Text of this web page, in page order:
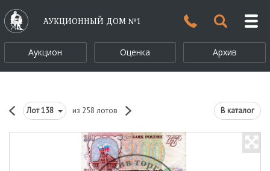
АУКЦИОННЫЙ ДОМ №1
Аукцион Оценка Архив
Лот138 из 258 лотов В каталог